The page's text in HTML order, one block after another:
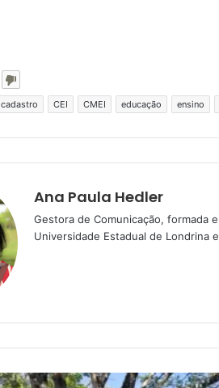
cadastro CEI CMEI educação ensino
Ana Paula Hedler
Gestora de Comunicação, formada
Universidade Estadual de Londrina